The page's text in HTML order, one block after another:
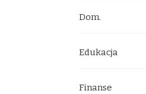
Dom.
Edukacja
Finanse